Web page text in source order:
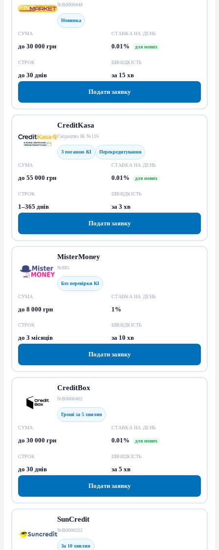
№В0000448
Новинка
СУМА
до 30 000 грн
СТАВКА НА ДЕНЬ
0.01% для нових
СТРОК
до 30 днів
ШВИДКІСТЬ
за 15 хв
Подати заявку
CreditKasa
Свідоцтво ІК №116
З поганою КІ Перекредитування
СУМА
до 55 000 грн
СТАВКА НА ДЕНЬ
0.01% для нових
СТРОК
1–365 днів
ШВИДКІСТЬ
за 3 хв
Подати заявку
MisterMoney
№885
Без перевірки КІ
СУМА
до 8 000 грн
СТАВКА НА ДЕНЬ
1%
СТРОК
до 3 місяців
ШВИДКІСТЬ
за 10 хв
Подати заявку
CreditBox
№В0000402
Гроші за 5 хвилин
СУМА
до 30 000 грн
СТАВКА НА ДЕНЬ
0.01% для нових
СТРОК
до 30 днів
ШВИДКІСТЬ
за 5 хв
Подати заявку
SunCredit
№В0000322
За 10 хвилин